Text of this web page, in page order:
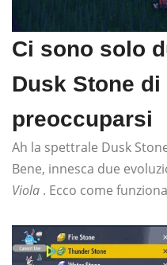
Ci sono solo
Dusk Stone di
preoccuparsi
Ah la spettrale Dusk
Bene, innesca due
Viola . Ecco come